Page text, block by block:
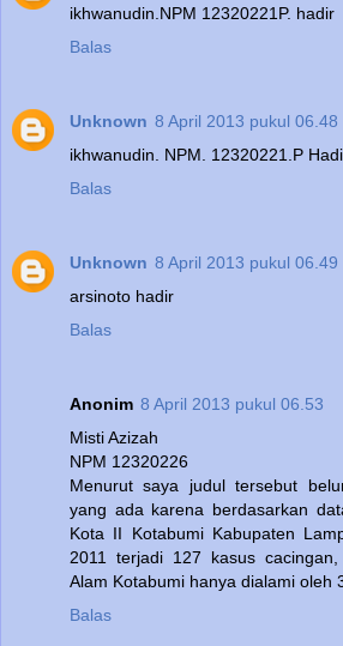
ikhwanudin.NPM 12320221P. hadir
Balas
Unknown 8 April 2013 pukul 06.48
ikhwanudin. NPM. 12320221.P
Balas
Unknown 8 April 2013 pukul 06.49
arsinoto hadir
Balas
Anonim 8 April 2013 pukul 06.53
Misti Azizah
NPM 12320226
Menurut saya judul tersebut
yang ada karena berdasarkan
Kota II Kotabumi Kabupaten
2011 terjadi 127 kasus
Alam Kotabumi hanya dialami oleh
Balas